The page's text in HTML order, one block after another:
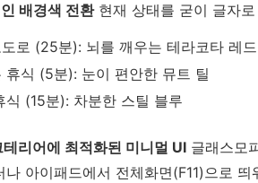
배경색 전환현재 상태를 굳이 글자
로 (25분): 뇌를 깨우는 테라코타 레드
휴식 (5분): 눈이 편안한 뮤트 틸
식 (15분): 차분한 스틸 블루
리어에 최적화된 미니멀 UI 글래스모
나 아이패드에서 전체화면(F11)으로